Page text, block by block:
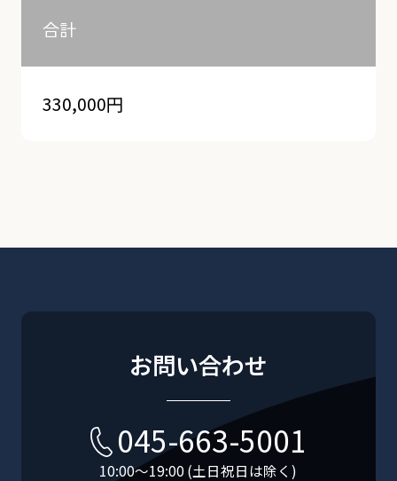
合計
330,000円
お問い合わせ
045-663-5001
10:00〜19:00 (土日祝日は除く)